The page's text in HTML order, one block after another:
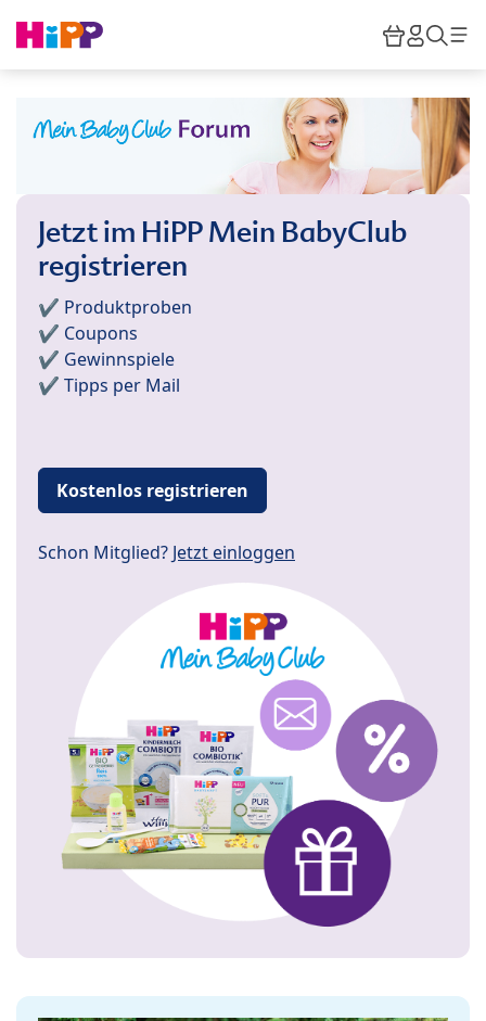
HiPP
Jetzt im HiPP Mein BabyClub
registrieren
✔️ Produktproben
✔️ Coupons
✔️ Gewinnspiele
✔️ Tipps per Mail
Kostenlos registrieren
Schon Mitglied? Jetzt einloggen